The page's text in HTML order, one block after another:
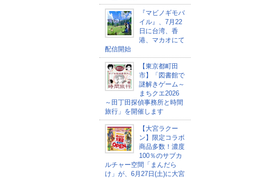
『マビノギモバ
イル』、7月22
日に台湾、香
港、マカオにて
配信開始
【東京都町田
市】「図書館で
謎解きゲーム～
まちクエ2026
～田丁田探偵事務所と時間
旅行」を開催します
【大宮ラクー
ン】限定コラボ
商品多数！濃度
100％のサブカ
ルチャー空間「まんだら
け」が、6月27日(土)に大宮